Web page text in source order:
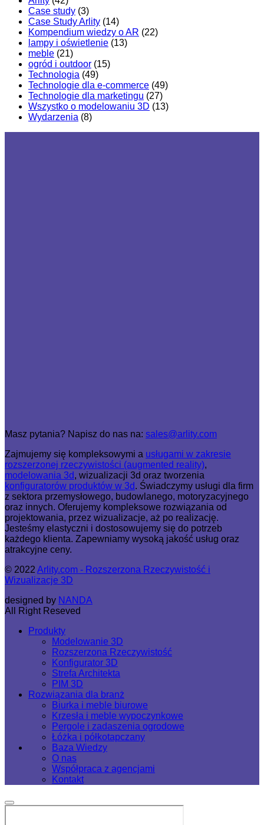
Case study (3)
Case Study Arlity (14)
Kompendium wiedzy o AR (22)
lampy i oświetlenie (13)
meble (21)
ogród i outdoor (15)
Technologia (49)
Technologie dla e-commerce (49)
Technologie dla marketingu (27)
Wszystko o modelowaniu 3D (13)
Wydarzenia (8)
Masz pytania? Napisz do nas na: sales@arlity.com
Zajmujemy się kompleksowymi a usługami w zakresie
rozszerzonej rzeczywistości (augmented reality),
modelowania 3d, wizualizacji 3d oraz tworzenia
konfiguratorów produktów w 3d. Świadczymy usługi dla firm
z sektora przemysłowego, budowlanego, motoryzacyjnego
oraz innych. Oferujemy kompleksowe rozwiązania od
projektowania, przez wizualizacje, aż po realizację.
Jesteśmy elastyczni i dostosowujemy się do potrzeb
każdego klienta. Zapewniamy wysoką jakość usług oraz
atrakcyjne ceny.
© 2022 Arlity.com - Rozszerzona Rzeczywistość i
Wizualizacje 3D
designed by NANDA
All Right Reseved
Produkty
Modelowanie 3D
Rozszerzona Rzeczywistość
Konfigurator 3D
Strefa Architekta
PIM 3D
Rozwiązania dla branż
Biurka i meble biurowe
Krzesła i meble wypoczynkowe
Pergole i zadaszenia ogrodowe
Łóżka i półkotapczany
Baza Wiedzy
O nas
Współpraca z agencjami
Kontakt